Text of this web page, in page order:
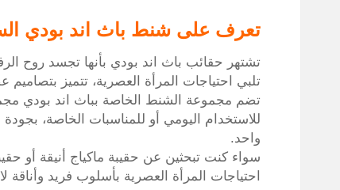
تعرف على شنط باث اند بودي
تشتهر حقائب باث اند بودي بأنها تجسد روح
تلبي احتياجات المرأة العصرية، تتميز
تضم مجموعة الشنط الخاصة بباث اند بودي
للاستخدام اليومي أو للمناسبات الخاصة،
واحد.
سواء كنت تبحثين عن حقيبة ماكياج أنيقة أو
احتياجات المرأة العصرية بأسلوب فريد وأناقة